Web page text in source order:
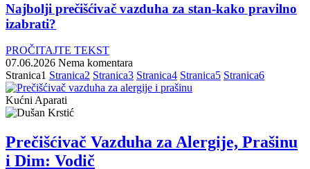
Najbolji prečišćivač vazduha za stan-kako pravilno
izabrati?
PROČITAJTE TEKST
07.06.2026 Nema komentara
Stranica1 Stranica2 Stranica3 Stranica4 Stranica5 Stranica6
Kućni Aparati
Prečišćivač Vazduha za Alergije, Prašinu
i Dim: Vodič